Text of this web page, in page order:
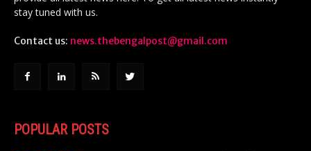
stay tuned with us.
Contact us: news.thebengalpost@gmail.com
POPULAR POSTS